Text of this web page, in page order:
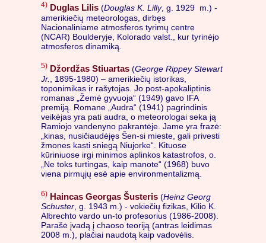
4) Duglas Lilis (Douglas K. Lilly, g. 1929 m.) -
amerikiečių meteorologas, dirbęs
Nacionaliniame atmosferos tyrimų centre
(NCAR) Boulderyje, Kolorado valst., kur tyrinėjo
atmosferos dinamiką.
5) Džordžas Stiuartas (George Rippey Stewart
Jr.
, 1895-1980) – amerikiečių istorikas,
toponimikas ir rašytojas. Jo post-apokaliptinis
romanas „Žemė gyvuoja“ (1949) gavo IFA
premiją. Romane „Audra“ (1941) pagrindinis
veikėjas yra pati audra, o meteorologai seka ją
Ramiojo vandenyno pakrantėje. Jame yra frazė:
„kinas, nusičiaudėjęs Šen-si mieste, gali privesti
žmones kasti sniegą Niujorke“. Kituose
kūriniuose irgi minimos aplinkos katastrofos, o.
„Ne toks turtingas, kaip manote“ (1968) buvo
viena pirmųjų esė apie environmentalizmą.
6) Haincas Georgas Šusteris (Heinz Georg
Schuster, g. 1943 m.) - vokiečių fizikas, Kilio K.
Albrechto vardo un-to profesorius (1986-2008).
Parašė įvadą į chaoso teoriją (antras leidimas
2008 m.), plačiai naudotą kaip vadovėlis.